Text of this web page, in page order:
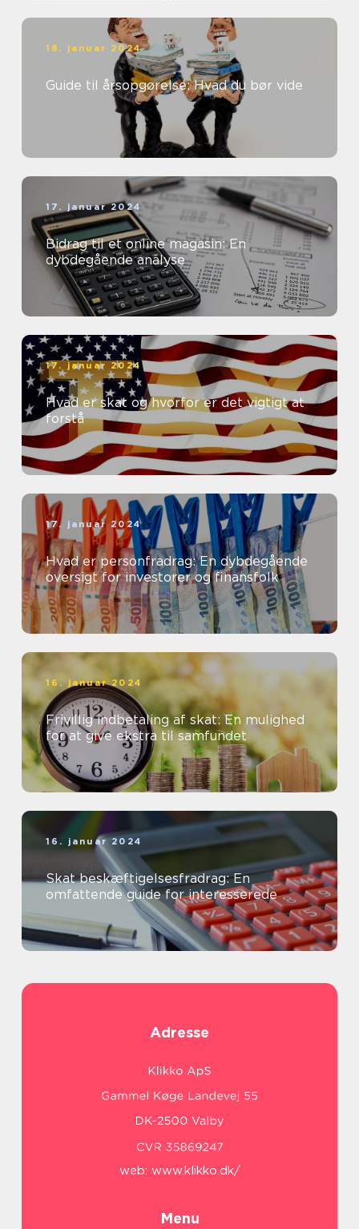
18. januar 2024
Guide til årsopgørelse: Hvad du bør vide
17. januar 2024
Bidrag til et online magasin: En
dybdegående analyse
17. januar 2024
Hvad er skat og hvorfor er det vigtigt at
forstå
17. januar 2024
Hvad er personfradrag: En dybdegående
oversigt for investorer og finansfolk
16. januar 2024
Frivillig indbetaling af skat: En mulighed
for at give ekstra til samfundet
16. januar 2024
Skat beskæftigelsesfradrag: En
omfattende guide for interesserede
Adresse
web: www.klikko.dk/
Menu